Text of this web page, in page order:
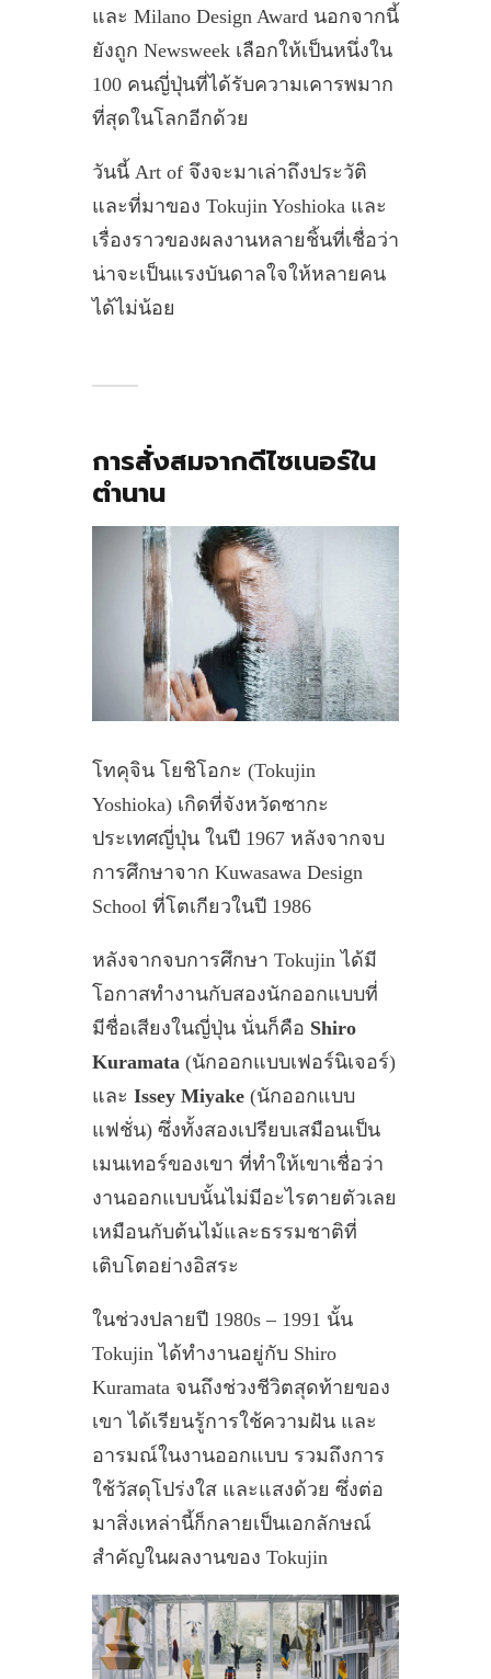
และ Milano Design Award นอกจากนี้
ยังถูก Newsweek เลือกให้เป็นหนึ่งใน
100 คนญี่ปุ่นที่ได้รับความเคารพมาก
ที่สุดในโลกอีกด้วย
วันนี้ Art of จึงจะมาเล่าถึงประวัติ
และที่มาของ Tokujin Yoshioka และ
เรื่องราวของผลงานหลายชิ้นที่เชื่อว่า
น่าจะเป็นแรงบันดาลใจให้หลายคน
ได้ไม่น้อย
การสั่งสมจากดีไซเนอร์ใน
ตำนาน
โทคุจิน โยชิโอกะ (Tokujin
Yoshioka) เกิดที่จังหวัดซากะ
ประเทศญี่ปุ่น ในปี 1967 หลังจากจบ
การศึกษาจาก Kuwasawa Design
School ที่โตเกียวในปี 1986
หลังจากจบการศึกษา Tokujin ได้มี
โอกาสทำงานกับสองนักออกแบบที่
มีชื่อเสียงในญี่ปุ่น นั่นก็คือ Shiro
Kuramata (นักออกแบบเฟอร์นิเจอร์)
และ Issey Miyake (นักออกแบบ
แฟชั่น) ซึ่งทั้งสองเปรียบเสมือนเป็น
เมนเทอร์ของเขา ที่ทำให้เขาเชื่อว่า
งานออกแบบนั้นไม่มีอะไรตายตัวเลย
เหมือนกับต้นไม้และธรรมชาติที่
เติบโตอย่างอิสระ
ในช่วงปลายปี 1980s – 1991 นั้น
Tokujin ได้ทำงานอยู่กับ Shiro
Kuramata จนถึงช่วงชีวิตสุดท้ายของ
เขา ได้เรียนรู้การใช้ความฝัน และ
อารมณ์ในงานออกแบบ รวมถึงการ
ใช้วัสดุโปร่งใส และแสงด้วย ซึ่งต่อ
มาสิ่งเหล่านี้ก็กลายเป็นเอกลักษณ์
สำคัญในผลงานของ Tokujin